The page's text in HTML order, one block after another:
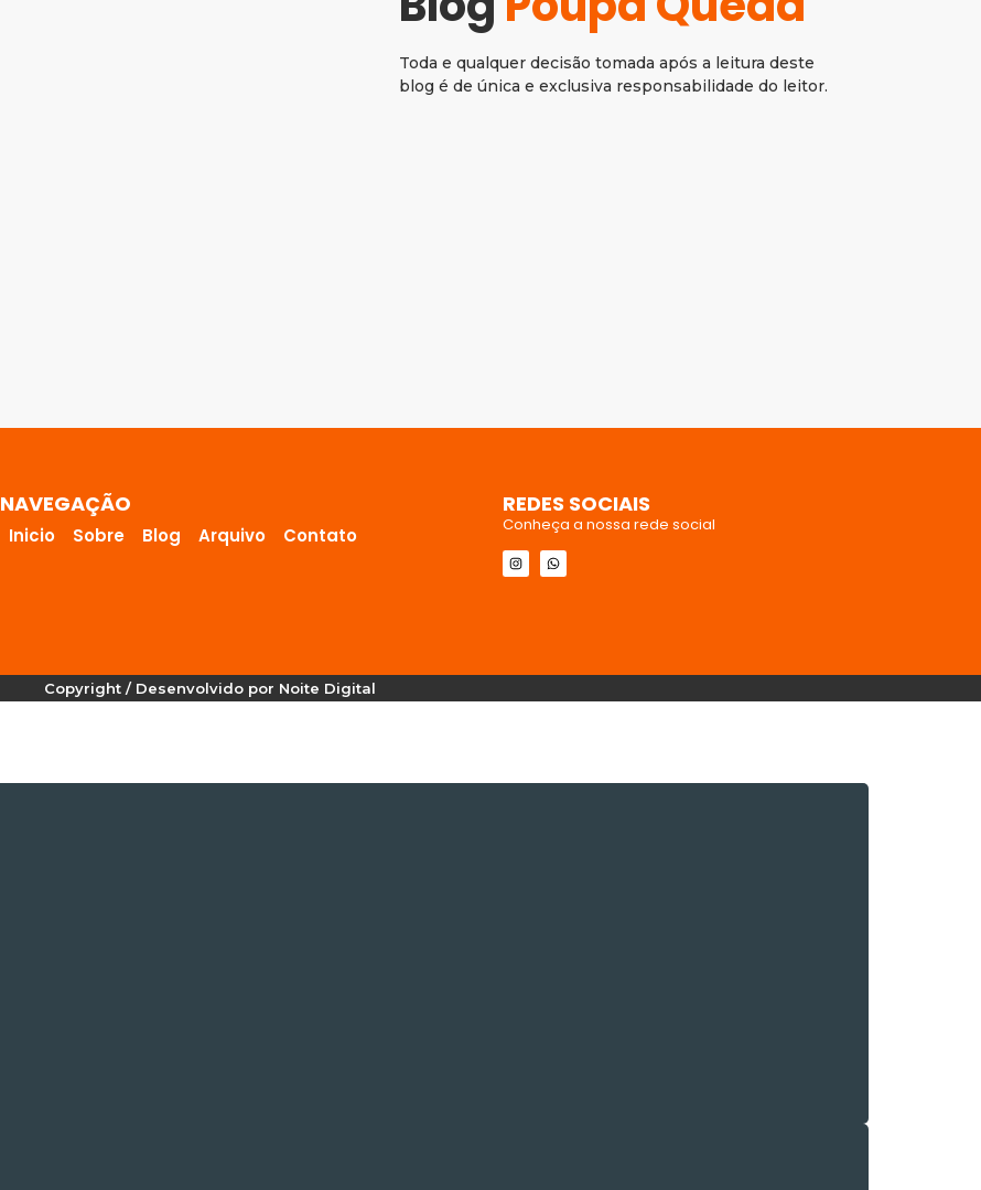
Toda e qualquer decisão tomada após a leitura deste
blog é de única e exclusiva responsabilidade do leitor.
NAVEGAÇÃO
Inicio Sobre Blog Arquivo Contato
REDES SOCIAIS
Conheça a nossa rede social
Copyright / Desenvolvido por Noite Digital